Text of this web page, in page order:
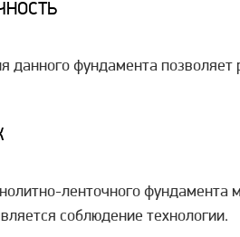
данного фундамента позволяет
ленточного фундамента
соблюдение технологии.